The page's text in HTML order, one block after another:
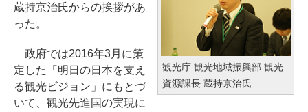
観光庁 観光地域振興部 観光
資源課長 蔵持京治氏
蔵持京治氏からの挨拶があ
った。
政府では2016年3月に策
定した「明日の日本を支え
る観光ビジョン」にもとづ
いて、観光先進国の実現に